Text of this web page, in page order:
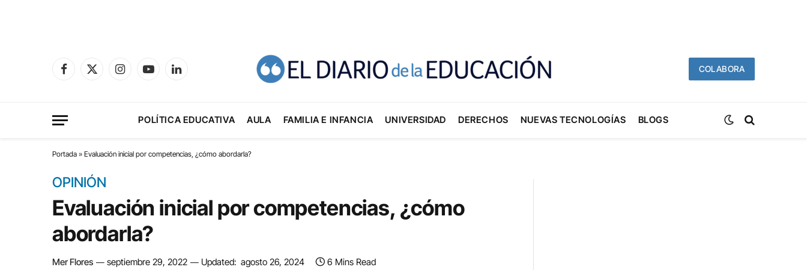
Facebook
X
InstagramYouTubeLinkedIn
COLABORA
POLÍTICA EDUCATIVA AULA FAMILIA E INFANCIA UNIVERSIDAD DERECHOS NUEVAS TECNOLOGÍAS BLOGS
Portada » Evaluación inicial por competencias, ¿cómo abordarla?
OPINIÓN
Evaluación inicial por competencias, ¿cómo
abordarla?
Mer Flores septiembre 29, 2022 Updated: agosto 26, 2024 6 Mins Read